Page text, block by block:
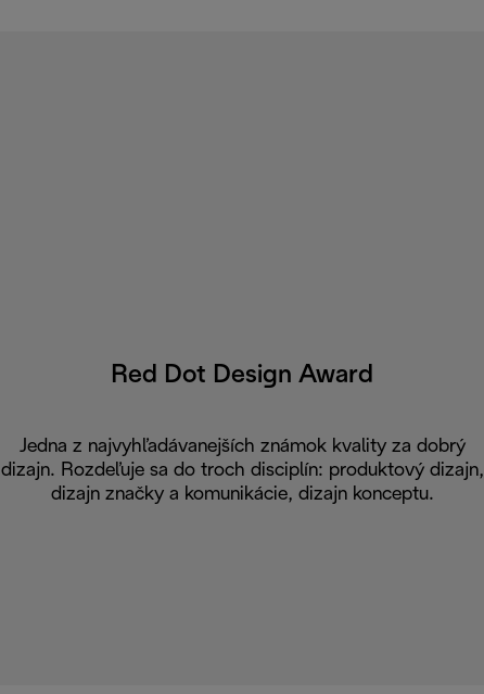
Red Dot Design Award
Jedna z najvyhľadávanejších známok kvality za dobrý
dizajn. Rozdeľuje sa do troch disciplín: produktový dizajn,
dizajn značky a komunikácie, dizajn konceptu.